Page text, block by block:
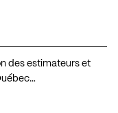
des estimateurs et